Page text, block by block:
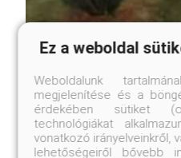
Taxus baccata
Eredeti ár
4 950 Ft
Ez a weboldal
Weboldalunk
megjelenítése és a
érdekében sütiket
technológiákat
vonatkozó irányelveinkről,
lehetőségeiről bővebb